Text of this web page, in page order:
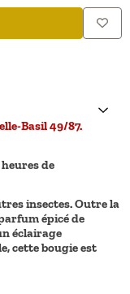
Basil 49/87.
de
insectes. Outre la
épicé de
éclairage
cette bougie est